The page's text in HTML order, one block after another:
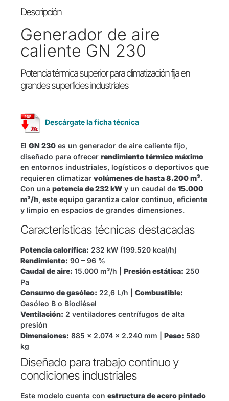
Descripción
Generador de aire
caliente GN 230
Potencia térmica superior para climatización fija en
grandes superficies industriales
Descárgate la ficha técnica
El GN 230 es un generador de aire caliente fijo,
diseñado para ofrecer rendimiento térmico máximo
en entornos industriales, logísticos o deportivos que
requieren climatizar volúmenes de hasta 8.200 m³.
Con una potencia de 232 kW y un caudal de 15.000
m³/h, este equipo garantiza calor continuo, eficiente
y limpio en espacios de grandes dimensiones.
Características técnicas destacadas
Potencia calorífica: 232 kW (199.520 kcal/h)
Rendimiento: 90 – 96 %
Caudal de aire: 15.000 m³/h | Presión estática: 250
Pa
Consumo de gasóleo: 22,6 L/h | Combustible:
Gasóleo B o Biodiésel
Ventilación: 2 ventiladores centrífugos de alta
presión
Dimensiones: 885 x 2.074 x 2.240 mm | Peso: 580
kg
Diseñado para trabajo continuo y
condiciones industriales
Este modelo cuenta con estructura de acero pintado